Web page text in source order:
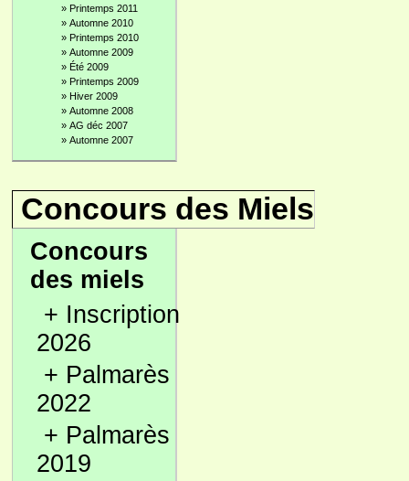
» Printemps 2011
» Automne 2010
» Printemps 2010
» Automne 2009
» Été 2009
» Printemps 2009
» Hiver 2009
» Automne 2008
» AG déc 2007
» Automne 2007
Concours des Miels
Concours
des miels
+ Inscription
2026
+ Palmarès
2022
+ Palmarès
2019